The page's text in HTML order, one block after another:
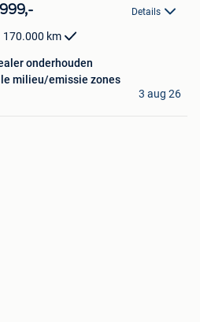
Details
170.000 km
onderhouden
milieu/emissie zones
3 aug 26